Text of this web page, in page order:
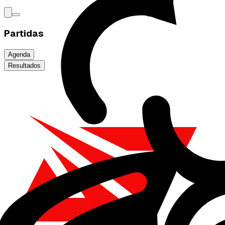
Partidas
Agenda
Resultados